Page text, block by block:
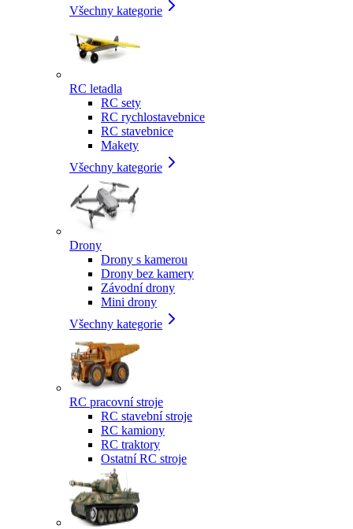
Všechny kategorie
RC letadla
RC sety
RC rychlostavebnice
RC stavebnice
Makety
Všechny kategorie
Drony
Drony s kamerou
Drony bez kamery
Závodní drony
Mini drony
Všechny kategorie
RC pracovní stroje
RC stavební stroje
RC kamiony
RC traktory
Ostatní RC stroje